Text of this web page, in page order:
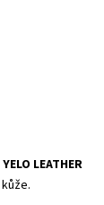
YELO LEATHER